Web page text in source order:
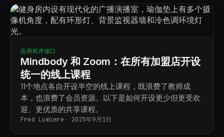
应用程序接口
Mindbody 和 Zoom：在所有加盟店开设
统一的线上课程
11个地点各自开设半空的线上课程，既浪费了教师成
本，也浪费了会员资源。以下是如何开设更少但更受欢
迎、更优质的共享课程。
Fred Lumiere 2025年9月1日